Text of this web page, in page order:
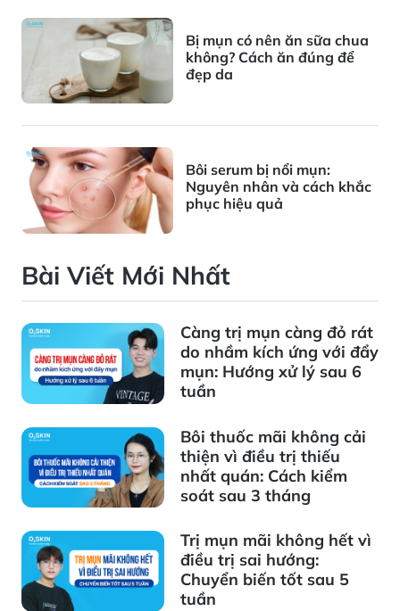
Bị mụn có nên ăn sữa chua
không? Cách ăn đúng để
đẹp da
Bôi serum bị nổi mụn:
Nguyên nhân và cách khắc
phục hiệu quả
Bài Viết Mới Nhất
Càng trị mụn càng đỏ rát
do nhầm kích ứng với đẩy
mụn: Hướng xử lý sau 6
tuần
Bôi thuốc mãi không cải
thiện vì điều trị thiếu
nhất quán: Cách kiểm
soát sau 3 tháng
Trị mụn mãi không hết vì
điều trị sai hướng:
Chuyển biến tốt sau 5
tuần